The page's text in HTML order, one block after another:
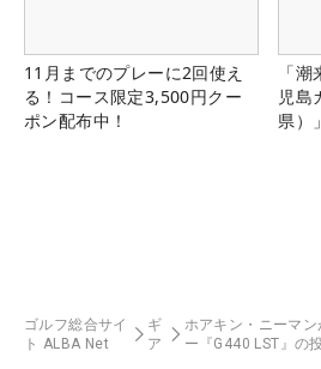
11月までのプレーに2回使え
る！コース限定3,500円クー
ポン配布中！
「
児島
県）
ゴルフ総合サイ
ト ALBA Net
ギ
ア
ホアキン・ニーマ
ー『G440 LST』の